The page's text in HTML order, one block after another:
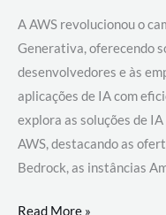
A AWS revolucionou o
Generativa, oferecendo
desenvolvedores e às
aplicações de IA com
explora as soluções de
AWS, destacando as
Bedrock, as instâncias
Utilizando
Read More »